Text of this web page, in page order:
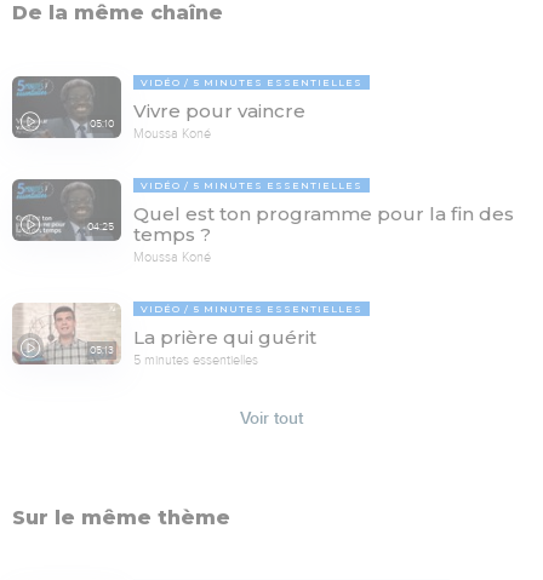
De la même chaîne
05:10
VIDÉO 5 MINUTES ESSENTIELLES
Vivre pour vaincre
Moussa Koné
04:25
VIDÉO 5 MINUTES ESSENTIELLES
Quel est ton programme pour la fin des
temps ?
Moussa Koné
05:13
VIDÉO 5 MINUTES ESSENTIELLES
La prière qui guérit
5 minutes essentielles
Voir tout
Sur le même thème